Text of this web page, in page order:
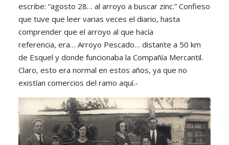
escribe: “agosto 28… al arroyo a buscar zinc.” Confieso
que tuve que leer varias veces el diario, hasta
comprender que el arroyo al que hacía
referencia, era… Arroyo Pescado… distante a 50 km
de Esquel y donde funcionaba la Compañía Mercantil.
Claro, esto era normal en estos años, ya que no
existían comercios del ramo aquí.-